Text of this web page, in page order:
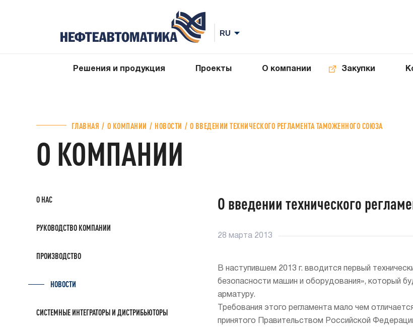
Решения и продукция Проекты О компании Закупки
ГЛАВНАЯ О КОМПАНИИ НОВОСТИ О ВВЕДЕНИИ ТЕХНИЧЕСКОГО РЕГЛАМЕНТА ТАМОЖЕННОГО СОЮЗА
О КОМПАНИИ
О НАС
РУКОВОДСТВО КОМПАНИИ
ПРОИЗВОДСТВО
НОВОСТИ
СИСТЕМНЫЕ ИНТЕГРАТОРЫ И ДИСТРИБЬЮТОРЫ
О введении технического
28 марта 2013
В наступившем 2013 г. вводится первый
безопасности машин и оборудования», который
арматуру.
Требования этого регламента мало чем
принятого Правительством Российской